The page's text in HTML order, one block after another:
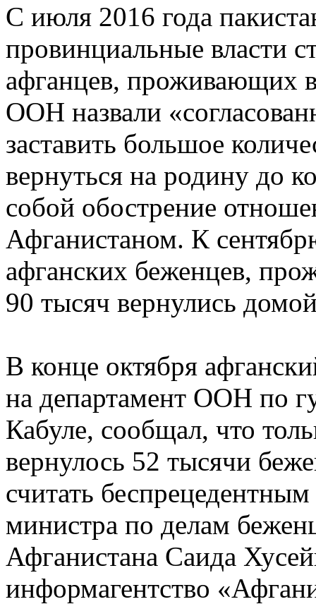
С июля 2016 года
провинциальные власти
афганцев, проживающих
ООН назвали
заставить большое
вернуться на родину до
собой обострение
Афганистаном. К
афганских беженцев,
90 тысяч вернулись
В конце октября
на департамент ООН по
Кабуле, сообщал, что
вернулось 52 тысячи
считать
министра по делам
Афганистана Саида
информагентство